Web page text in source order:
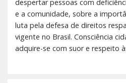
despertar pessoas com
e a comunidade, sobre a
luta pela defesa de direitos
vigente no Brasil. Consciência
adquire-se com suor e respeito